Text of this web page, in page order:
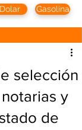
Dolar Gasolina
selección
y
de